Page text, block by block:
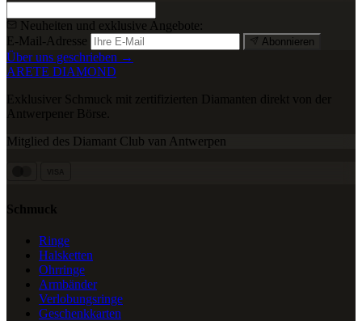
Neuheiten und exklusive Angebote:
E-Mail-Adresse
Abonnieren
Über uns geschrieben →
ARETE DIAMOND
Exklusiver Schmuck mit zertifizierten Diamanten direkt von der
Antwerpener Börse.
Mitglied des Diamant Club van Antwerpen
Schmuck
Ringe
Halsketten
Ohrringe
Armbänder
Verlobungsringe
Geschenkkarten